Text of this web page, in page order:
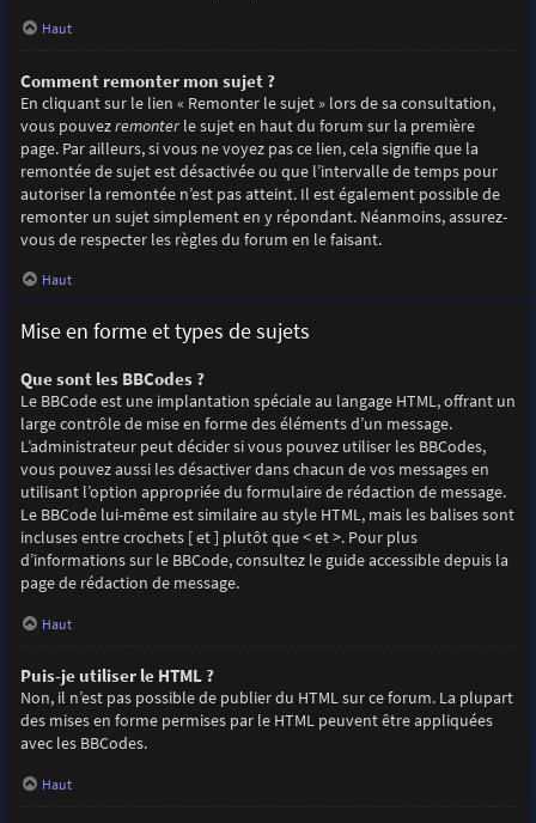
Haut
Comment remonter mon sujet ?
En cliquant sur le lien « Remonter le sujet » lors de sa consultation,
vous pouvezremonterle sujet en haut du forum sur la première
page. Par ailleurs, si vous ne voyez pas ce lien, cela signifie que la
remontée de sujet est désactivée ou que l’intervalle de temps pour
autoriser la remontée n’est pas atteint. Il est également possible de
remonter un sujet simplement en y répondant. Néanmoins, assurez-
vous de respecter les règles du forum en le faisant.
Haut
Mise en forme et types de sujets
Que sont les BBCodes ?
Le BBCode est une implantation spéciale au langage HTML, offrant un
large contrôle de mise en forme des éléments d’un message.
L’administrateur peut décider si vous pouvez utiliser les BBCodes,
vous pouvez aussi les désactiver dans chacun de vos messages en
utilisant l’option appropriée du formulaire de rédaction de message.
Le BBCode lui-même est similaire au style HTML, mais les balises sont
incluses entre crochets [ et ] plutôt que < et >. Pour plus
d’informations sur le BBCode, consultez le guide accessible depuis la
page de rédaction de message.
Haut
Puis-je utiliser le HTML ?
Non, il n’est pas possible de publier du HTML sur ce forum. La plupart
des mises en forme permises par le HTML peuvent être appliquées
avec les BBCodes.
Haut